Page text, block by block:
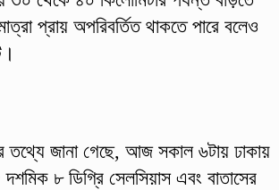
প্রায় অপরিবর্তিত থাকতে পারে বলেও
তথ্যে জানা গেছে, আজ সকাল ৬টায় ঢাকায়
৮ ডিগ্রি সেলসিয়াস এবং বাতাসের